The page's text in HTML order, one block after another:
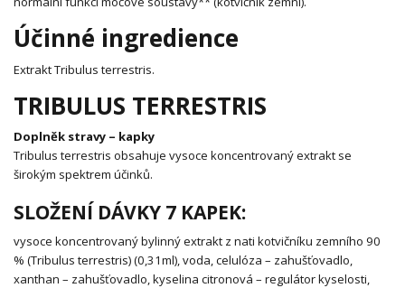
Účinné ingredience
Extrakt Tribulus terrestris.
TRIBULUS TERRESTRIS
Doplněk stravy – kapky
Tribulus terrestris obsahuje vysoce koncentrovaný extrakt se
širokým spektrem účinků.
SLOŽENÍ DÁVKY 7 KAPEK:
vysoce koncentrovaný bylinný extrakt z nati kotvičníku zemního 90
% (Tribulus terrestris) (0,31ml), voda, celulóza – zahušťovadlo,
xanthan – zahušťovadlo, kyselina citronová – regulátor kyselosti,